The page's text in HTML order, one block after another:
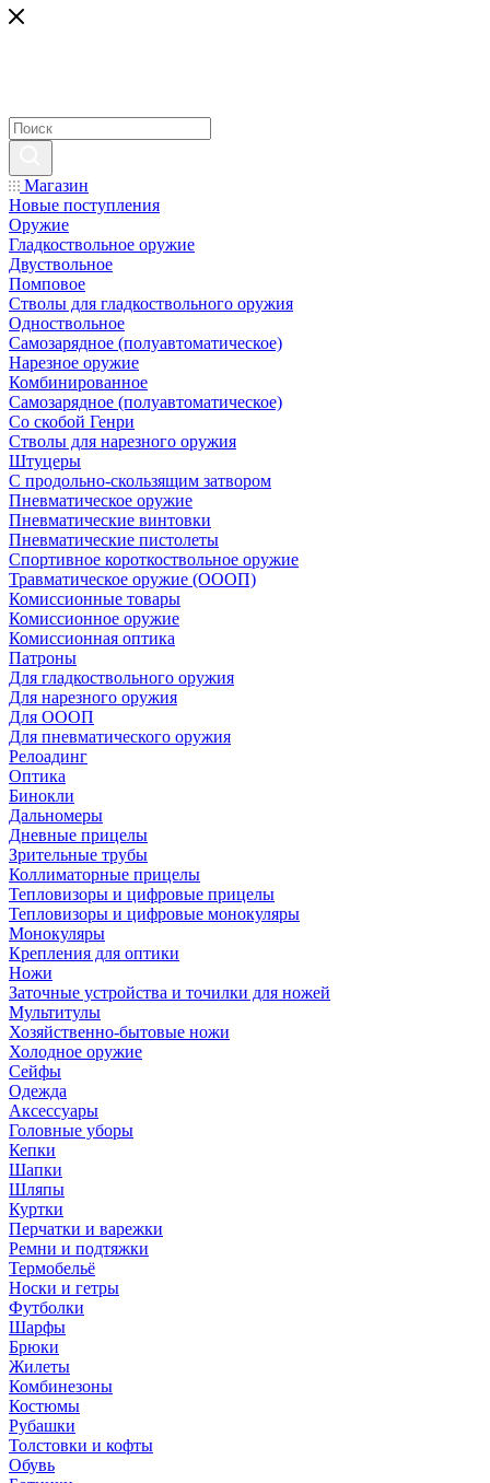
Магазин
Новые поступления
Оружие
Гладкоствольное оружие
Двуствольное
Помповое
Стволы для гладкоствольного оружия
Одноствольное
Самозарядное (полуавтоматическое)
Нарезное оружие
Комбинированное
Самозарядное (полуавтоматическое)
Со скобой Генри
Стволы для нарезного оружия
Штуцеры
С продольно-скользящим затвором
Пневматическое оружие
Пневматические винтовки
Пневматические пистолеты
Спортивное короткоствольное оружие
Травматическое оружие (ОООП)
Комиссионные товары
Комиссионное оружие
Комиссионная оптика
Патроны
Для гладкоствольного оружия
Для нарезного оружия
Для ОООП
Для пневматического оружия
Релоадинг
Оптика
Бинокли
Дальномеры
Дневные прицелы
Зрительные трубы
Коллиматорные прицелы
Тепловизоры и цифровые прицелы
Тепловизоры и цифровые монокуляры
Монокуляры
Крепления для оптики
Ножи
Заточные устройства и точилки для ножей
Мультитулы
Хозяйственно-бытовые ножи
Холодное оружие
Сейфы
Одежда
Аксессуары
Головные уборы
Кепки
Шапки
Шляпы
Куртки
Перчатки и варежки
Ремни и подтяжки
Термобельё
Носки и гетры
Футболки
Шарфы
Брюки
Жилеты
Комбинезоны
Костюмы
Рубашки
Толстовки и кофты
Обувь